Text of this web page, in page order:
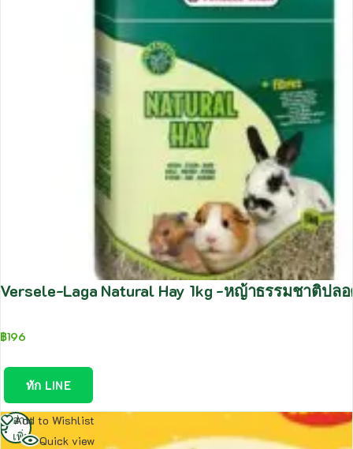
Versele-Laga Natural Hay 1kg -หญ้าธรรมชาติปลอ
฿196
ทัก LINE
Add to Wishlist
Quick view
อ่าน
เพิ่ม